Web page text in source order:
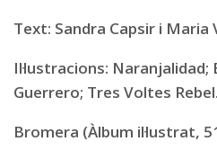
Text: Sandra Capsir i Maria
Il·lustracions: Naranjalidad;
Guerrero; Tres Voltes Rebel.
Bromera (Àlbum il·lustrat,